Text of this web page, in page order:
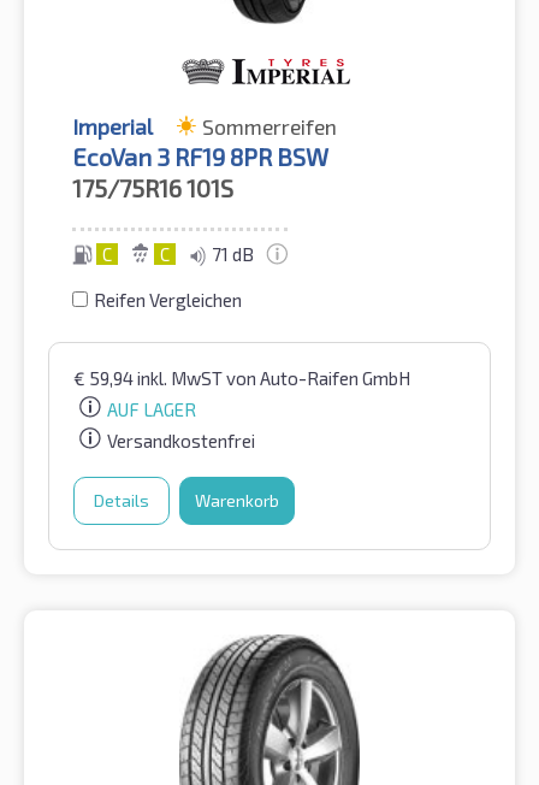
Imperial Sommerreifen
EcoVan 3 RF19 8PR BSW
175/75R16101S
C C 71 dB
Reifen Vergleichen
€ 59,94inkl. MwSTvon Auto-Raifen GmbH
AUF LAGER
Versandkostenfrei
Details Warenkorb